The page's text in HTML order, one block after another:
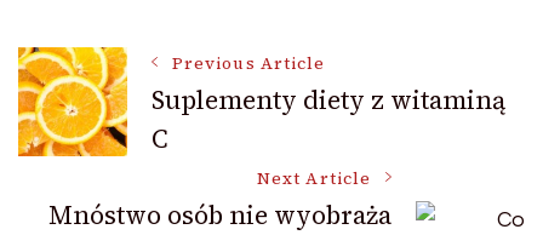
Post
Navigation
Previous Article
Suplementy diety z witaminą
C
Next Article
Mnóstwo osób nie wyobraża